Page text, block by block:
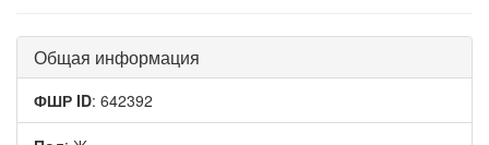
Общая информация
ФШР ID: 642392